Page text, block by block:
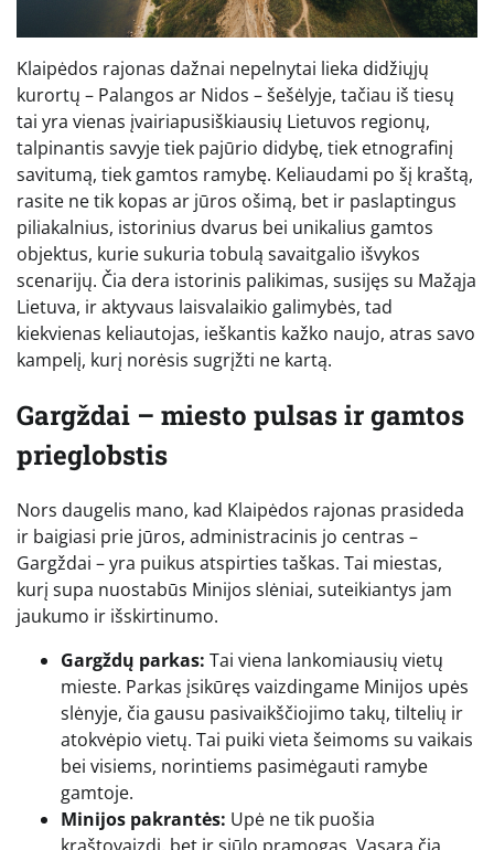
Klaipėdos rajonas dažnai nepelnytai lieka didžiųjų
kurortų – Palangos ar Nidos – šešėlyje, tačiau iš tiesų
tai yra vienas įvairiapusiškiausių Lietuvos regionų,
talpinantis savyje tiek pajūrio didybę, tiek etnografinį
savitumą, tiek gamtos ramybę. Keliaudami po šį kraštą,
rasite ne tik kopas ar jūros ošimą, bet ir paslaptingus
piliakalnius, istorinius dvarus bei unikalius gamtos
objektus, kurie sukuria tobulą savaitgalio išvykos
scenarijų. Čia dera istorinis palikimas, susijęs su Mažąja
Lietuva, ir aktyvaus laisvalaikio galimybės, tad
kiekvienas keliautojas, ieškantis kažko naujo, atras savo
kampelį, kurį norėsis sugrįžti ne kartą.
Gargždai – miesto pulsas ir gamtos
prieglobstis
Nors daugelis mano, kad Klaipėdos rajonas prasideda
ir baigiasi prie jūros, administracinis jo centras –
Gargždai – yra puikus atspirties taškas. Tai miestas,
kurį supa nuostabūs Minijos slėniai, suteikiantys jam
jaukumo ir išskirtinumo.
Gargždų parkas: Tai viena lankomiausių vietų
mieste. Parkas įsikūręs vaizdingame Minijos upės
slėnyje, čia gausu pasivaikščiojimo takų, tiltelių ir
atokvėpio vietų. Tai puiki vieta šeimoms su vaikais
bei visiems, norintiems pasimėgauti ramybe
gamtoje.
Minijos pakrantės: Upė ne tik puošia